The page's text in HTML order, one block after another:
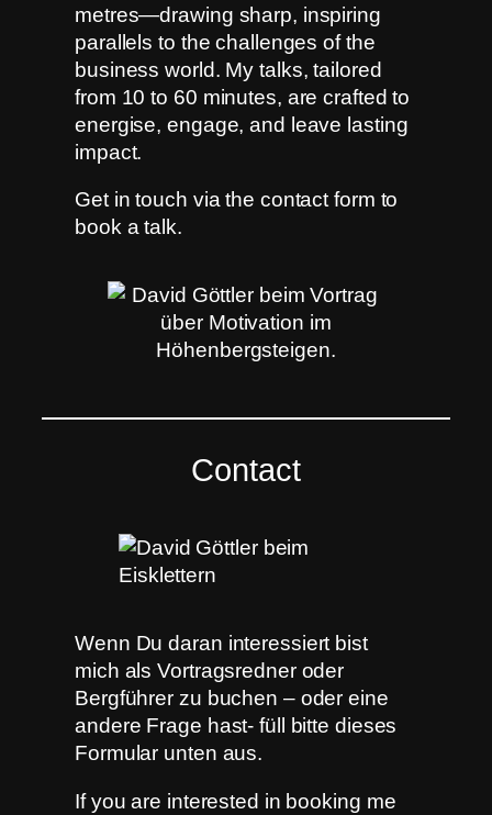
metres—drawing sharp, inspiring
parallels to the challenges of the
business world. My talks, tailored
from 10 to 60 minutes, are crafted to
energise, engage, and leave lasting
impact.
Get in touch via the contact form to
book a talk.
Contact
Wenn Du daran interessiert bist
mich als Vortragsredner oder
Bergführer zu buchen – oder eine
andere Frage hast- füll bitte dieses
Formular unten aus.
If you are interested in booking me